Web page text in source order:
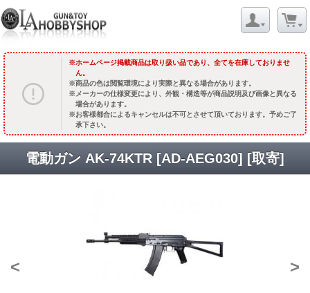
ホームページ掲載商品は取り扱い品であり、全てを在庫しておりませ
ん。
商品の色は閲覧環境により実際と異なる場合があります。
メーカーの仕様変更により、外観・構造等が商品説明及び画像と異なる
場合があります。
お客様都合によるキャンセルは不可とさせて頂いております。予めご了
承下さい。
電動ガン AK-74KTR [AD-AEG030] [取寄]
< >